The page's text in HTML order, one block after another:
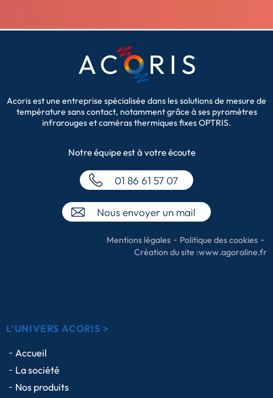
Acoris est une entreprise spécialisée dans les solutions de mesure de
température sans contact, notamment grâce à ses pyromètres
infrarouges et caméras thermiques fixes OPTRIS.
Notre équipeest à votre écoute
01 86 61 57 07
Nous envoyer un mail
Mentions légales
Politique des cookies
Création du site :www.agoraline.fr
L'UNIVERS ACORIS >
Accueil
La société
Nos produits